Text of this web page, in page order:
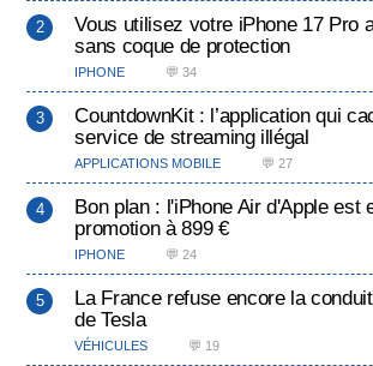
Vous utilisez votre iPhone 17 Pro
sans coque de protection
IPHONE 💬 34
CountdownKit : l’application qui
service de streaming illégal
APPLICATIONS MOBILE 💬 27
Bon plan : l'iPhone Air d'Apple est
promotion à 899 €
IPHONE 💬 24
La France refuse encore la
de Tesla
VÉHICULES 💬 19